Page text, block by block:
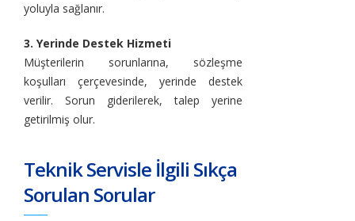
yoluyla sağlanır.
3. Yerinde Destek Hizmeti
Müşterilerin sorunlarına, sözleşme
koşulları çerçevesinde, yerinde destek
verilir. Sorun giderilerek, talep yerine
getirilmiş olur.
Teknik Servisle İlgili Sıkça
Sorulan Sorular